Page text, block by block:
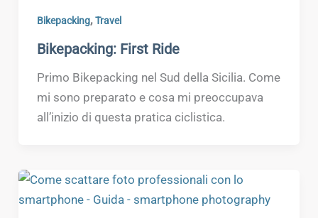
Bikepacking,Travel
Bikepacking: First Ride
Primo Bikepacking nel Sud della Sicilia. Come
mi sono preparato e cosa mi preoccupava
all’inizio di questa pratica ciclistica.